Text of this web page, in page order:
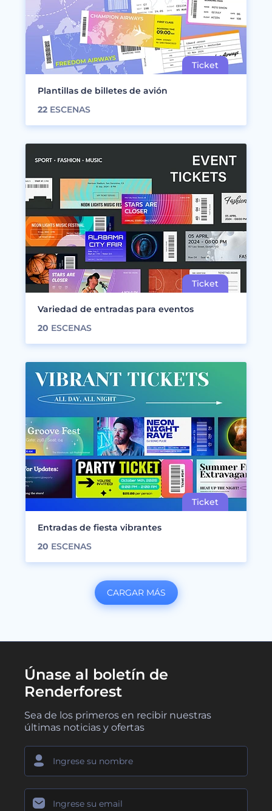
Plantillas de billetes de avión
22 ESCENAS
Variedad de entradas para eventos
20 ESCENAS
Entradas de fiesta vibrantes
20 ESCENAS
CARGAR MÁS
Únase al boletín de
Renderforest
Sea de los primeros en recibir nuestras
últimas noticias y ofertas